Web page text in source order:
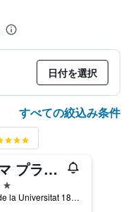
日付を選択
すべての絞込み条件
ドルマ プラザ カタルーニャ
Ronda de la Universitat 18, バルセロナ, スペイン